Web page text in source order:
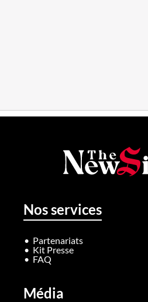
Nos services
Partenariats
Kit Presse
FAQ
Média